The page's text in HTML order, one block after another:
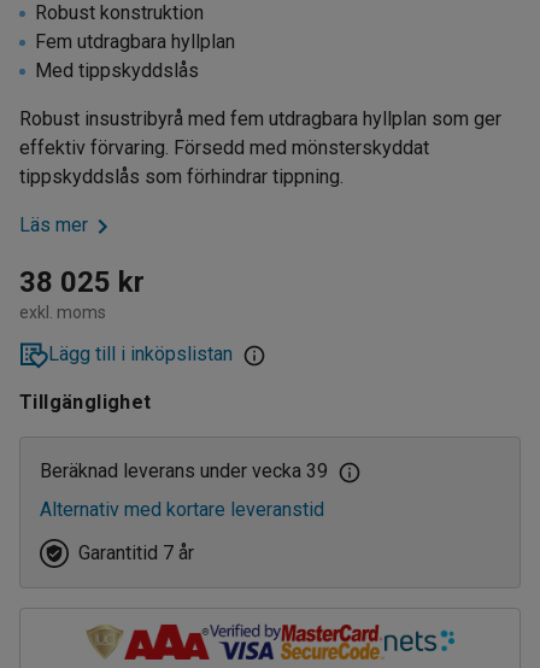
Robust konstruktion
Fem utdragbara hyllplan
Med tippskyddslås
Robust insustribyrå med fem utdragbara hyllplan som ger
effektiv förvaring. Försedd med mönsterskyddat
tippskyddslås som förhindrar tippning.
Läs mer
38 025 kr
exkl. moms
Lägg till i inköpslistan
Tillgänglighet
Beräknad leverans under vecka 39
Alternativ med kortare leveranstid
Garantitid 7 år